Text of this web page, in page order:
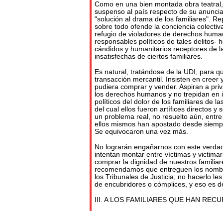
Como en una bien montada obra
suspenso al país respecto de su
"solución al drama de los familiares".
sobre todo ofende la conciencia
refugio de violadores de derechos
responsables políticos de tales delitos-
cándidos y humanitarios receptores de
insatisfechas de ciertos familiares.
Es natural, tratándose de la UDI, para
transacción mercantil. Insisten en creer
pudiera comprar y vender. Aspiran a
los derechos humanos y no trepidan en
políticos del dolor de los familiares de
del cual ellos fueron artífices directos y
un problema real, no resuelto aún,
ellos mismos han apostado desde
Se equivocaron una vez más.
No lograrán engañarnos con este
intentan montar entre víctimas y
comprar la dignidad de nuestros
recomendamos que entreguen los
los Tribunales de Justicia; no hacerlo
de encubridores o cómplices, y eso es
III. A LOS FAMILIARES QUE HAN